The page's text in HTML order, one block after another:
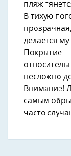
пляж
В тихую
делается
Покрытие
несложно
Внимание!
самым
часто